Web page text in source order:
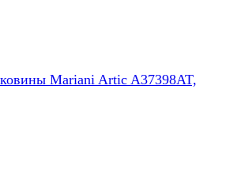
Mariani Artic A37398AT,